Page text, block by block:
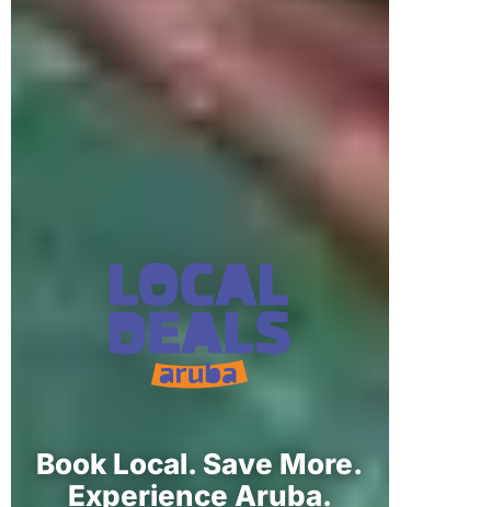
Book Local. Save More.
Experience Aruba.